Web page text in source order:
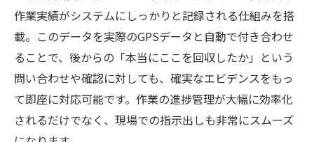
作業実績がシステムにしっかりと記録される仕組みを搭
載。このデータを実際のGPSデータと自動で付き合わせ
ることで、後からの「本当にここを回収したか」という
問い合わせや確認に対しても、確実なエビデンスをもっ
て即座に対応可能です。作業の進捗管理が大幅に効率化
されるだけでなく、現場での指示出しも非常にスムーズ